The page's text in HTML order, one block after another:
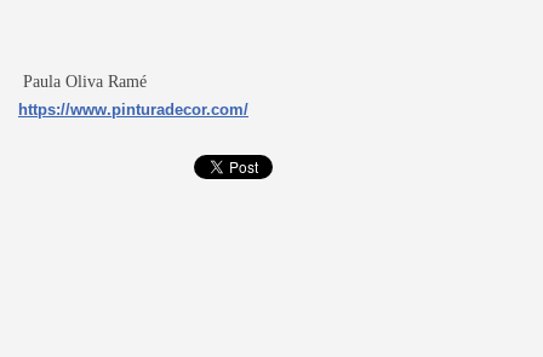
Paula Oliva Ramé
https://www.pinturadecor.com/